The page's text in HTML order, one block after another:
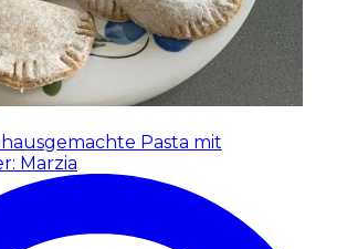
Pasta mit
Marzia